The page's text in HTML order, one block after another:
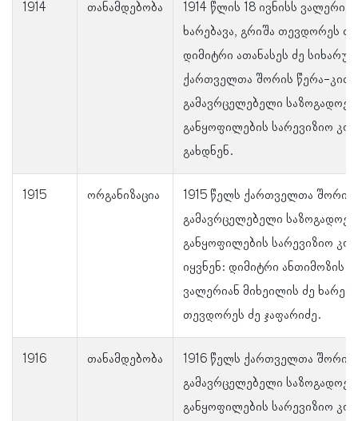
1914 თანამდებობა
1914 წლის 18 ივნისს
ხარებავა, გრიშა თევდორეს
დიმიტრი ათანასეს ძე
ქართველთა შორის წერა-
გამავრცელებელი
განყოფილების სარევიზიო
გახდნენ.
1915 ორგანიზაცია
1915 წელს ქართველთა შორის
გამავრცელებელი
განყოფილების სარევიზიო
იყვნენ: დიმიტრი ანთიმოზის
ვალერიან მიხეილის ძე
თევდორეს ძე ჯაფარიძე.
1916 თანამდებობა
1916 წელს ქართველთა შორის
გამავრცელებელი
განყოფილების სარევიზიო